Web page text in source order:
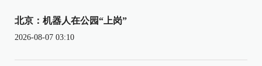
北京：机器人在公园“上岗”
2026-08-07 03:10